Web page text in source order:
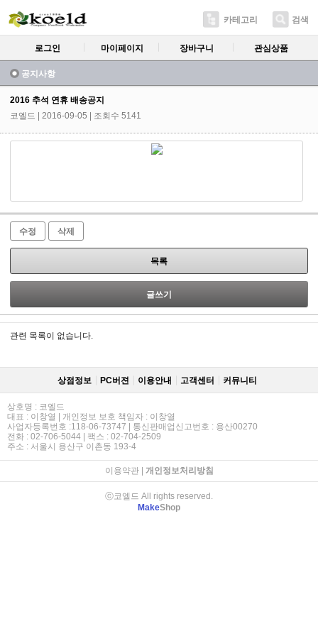
카테고리 검색
로그인 마이페이지 장바구니 관심상품
공지사항
2016 추석 연휴 배송공지
코엘드
| 2016-09-05 | 조회수 5141
수정 삭제
목록
글쓰기
관련 목록이 없습니다.
상점정보 PC버젼 이용안내 고객센터 커뮤니티
상호명 : 코엘드
대표 : 이창열 | 개인정보 보호 책임자 : 이창열
사업자등록번호 :118-06-73747 | 통신판매업신고번호 : 용산00270
전화 : 02-706-5044 | 팩스 : 02-704-2509
주소 : 서울시 용산구 이촌동 193-4
이용약관| 개인정보처리방침
ⓒ코엘드 All rights reserved.
MakeShop